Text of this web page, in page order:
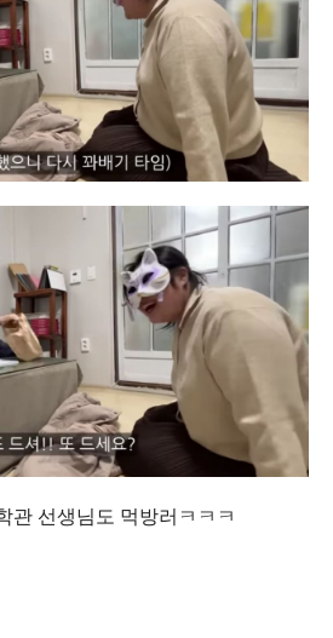
관 선생님도 먹방러ㅋㅋㅋ